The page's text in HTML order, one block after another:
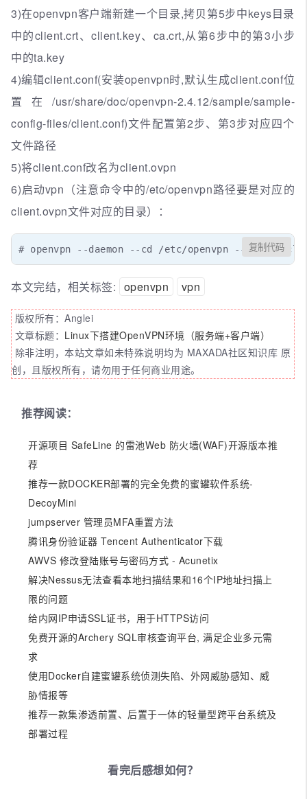
3)在openvpn客户端新建一个目录,拷贝第5步中keys目录
中的client.crt、client.key、ca.crt,从第6步中的第3小步
中的ta.key
4)编辑client.conf(安装openvpn时,默认生成client.conf位
置在/usr/share/doc/openvpn-2.4.12/sample/sample-
config-files/client.conf)文件配置第2步、第3步对应四个
文件路径
5)将client.conf改名为client.ovpn
6)启动vpn（注意命令中的/etc/openvpn路径要是对应的
client.ovpn文件对应的目录）：
# openvpn --daemon --cd /etc/openvpn --config
复制代码
本文完结，相关标签: openvpn vpn
版权所有：Anglei
文章标题： Linux下搭建OpenVPN环境（服务端+客户端）
除非注明，本站文章如未特殊说明均为 MAXADA社区知识库 原
创，且版权所有，请勿用于任何商业用途。
推荐阅读：
开源项目 SafeLine 的雷池Web 防火墙(WAF)开源版本推
荐
推荐一款DOCKER部署的完全免费的蜜罐软件系统-
DecoyMini
jumpserver 管理员MFA重置方法
腾讯身份验证器 Tencent Authenticator下载
AWVS 修改登陆账号与密码方式 - Acunetix
解决Nessus无法查看本地扫描结果和16个IP地址扫描上
限的问题
给内网IP申请SSL证书，用于HTTPS访问
免费开源的Archery SQL审核查询平台, 满足企业多元需
求
使用Docker自建蜜罐系统侦测失陷、外网威胁感知、威
胁情报等
推荐一款集渗透前置、后置于一体的轻量型跨平台系统及
部署过程
看完后感想如何？